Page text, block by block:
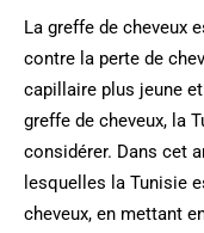
La greffe de cheveux
contre la perte de
capillaire plus jeune
greffe de cheveux, la
considérer. Dans cet
lesquelles la Tunisie
cheveux, en mettant